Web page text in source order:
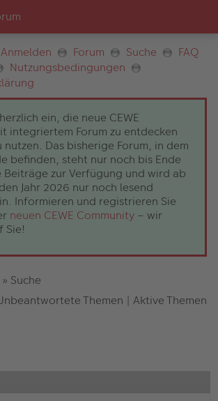
Anmelden Forum Suche
FAQ
Nutzungsbedingungen
ein, die neue CEWE
integriertem Forum zu entdecken
Das bisherige Forum, in dem
befinden, steht nur noch bis Ende
Beiträge zur Verfügung und wird ab
Jahr 2026 nur noch lesend
Informieren und registrieren Sie
neuen CEWE Community – wir
Sie!
» Suche
Themen | Aktive Themen